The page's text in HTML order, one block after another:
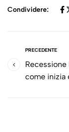
Condividere:
PRECEDENTE
come inizia